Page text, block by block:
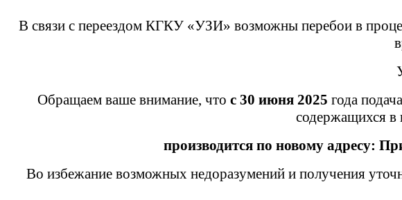
В связи с переездом КГКУ «УЗИ» возможны перебои в
Обращаем ваше внимание, что с 30 июня 2025 года
содержащихся в
производится по новому адресу:
Во избежание возможных недоразумений и получения